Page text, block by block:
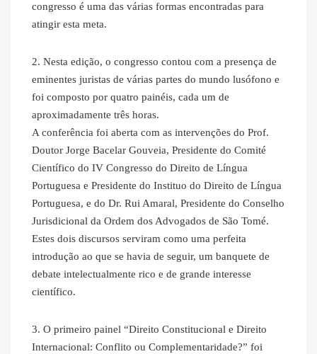
congresso é uma das várias formas encontradas para
atingir esta meta.
2. Nesta edição, o congresso contou com a presença de
eminentes juristas de várias partes do mundo lusófono e
foi composto por quatro painéis, cada um de
aproximadamente três horas.
A conferência foi aberta com as intervenções do Prof.
Doutor Jorge Bacelar Gouveia, Presidente do Comité
Científico do IV Congresso do Direito de Língua
Portuguesa e Presidente do Instituo do Direito de Língua
Portuguesa, e do Dr. Rui Amaral, Presidente do Conselho
Jurisdicional da Ordem dos Advogados de São Tomé.
Estes dois discursos serviram como uma perfeita
introdução ao que se havia de seguir, um banquete de
debate intelectualmente rico e de grande interesse
científico.
3. O primeiro painel “Direito Constitucional e Direito
Internacional: Conflito ou Complementaridade?” foi